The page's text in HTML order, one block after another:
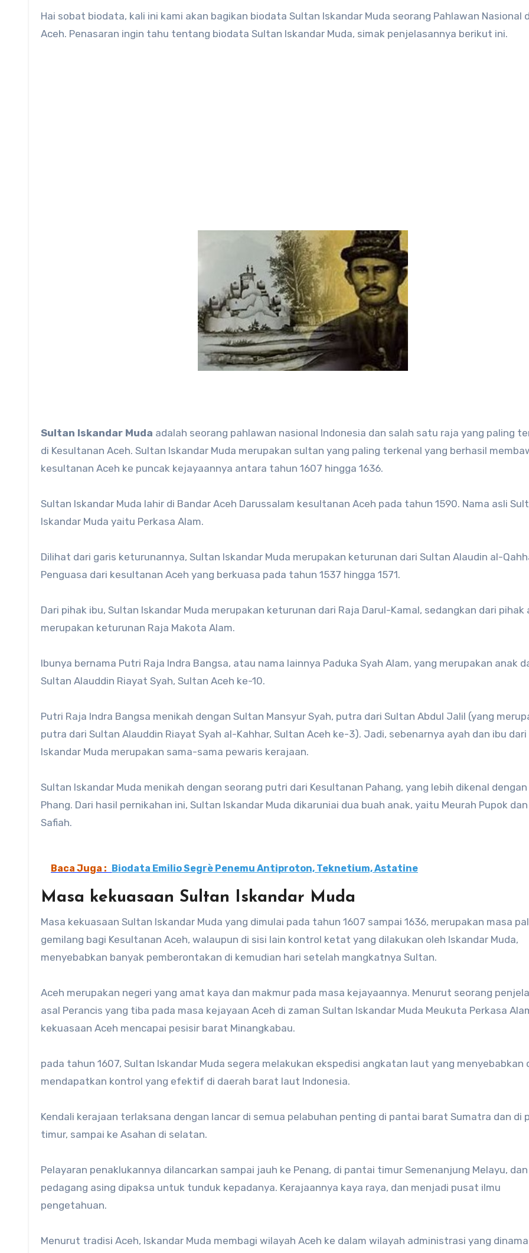
Hai sobat biodata, kali ini kami akan bagikan biodata Sultan Iskandar Muda seorang Pahlawan Nasional dari
Aceh. Penasaran ingin tahu tentang biodata Sultan Iskandar Muda, simak penjelasannya berikut ini.
Sultan Iskandar Muda adalah seorang pahlawan nasional Indonesia dan salah satu raja yang paling
di Kesultanan Aceh. Sultan Iskandar Muda merupakan sultan yang paling terkenal yang berhasil
kesultanan Aceh ke puncak kejayaannya antara tahun 1607 hingga 1636.
Sultan Iskandar Muda lahir di Bandar Aceh Darussalam kesultanan Aceh pada tahun 1590. Nama asli
Iskandar Muda yaitu Perkasa Alam.
Dilihat dari garis keturunannya, Sultan Iskandar Muda merupakan keturunan dari Sultan Alaudin al-
Penguasa dari kesultanan Aceh yang berkuasa pada tahun 1537 hingga 1571.
Dari pihak ibu, Sultan Iskandar Muda merupakan keturunan dari Raja Darul-Kamal, sedangkan dari pihak
merupakan keturunan Raja Makota Alam.
Ibunya bernama Putri Raja Indra Bangsa, atau nama lainnya Paduka Syah Alam, yang merupakan anak
Sultan Alauddin Riayat Syah, Sultan Aceh ke-10.
Putri Raja Indra Bangsa menikah dengan Sultan Mansyur Syah, putra dari Sultan Abdul Jalil (yang
putra dari Sultan Alauddin Riayat Syah al-Kahhar, Sultan Aceh ke-3). Jadi, sebenarnya ayah dan ibu
Iskandar Muda merupakan sama-sama pewaris kerajaan.
Sultan Iskandar Muda menikah dengan seorang putri dari Kesultanan Pahang, yang lebih dikenal
Phang. Dari hasil pernikahan ini, Sultan Iskandar Muda dikaruniai dua buah anak, yaitu Meurah Pupok
Safiah.
Baca Juga : Biodata Emilio Segrè Penemu Antiproton, Teknetium, Astatine
Masa kekuasaan Sultan Iskandar Muda
Masa kekuasaan Sultan Iskandar Muda yang dimulai pada tahun 1607 sampai 1636, merupakan masa
gemilang bagi Kesultanan Aceh, walaupun di sisi lain kontrol ketat yang dilakukan oleh Iskandar Muda,
menyebabkan banyak pemberontakan di kemudian hari setelah mangkatnya Sultan.
Aceh merupakan negeri yang amat kaya dan makmur pada masa kejayaannya. Menurut seorang
asal Perancis yang tiba pada masa kejayaan Aceh di zaman Sultan Iskandar Muda Meukuta Perkasa
kekuasaan Aceh mencapai pesisir barat Minangkabau.
pada tahun 1607, Sultan Iskandar Muda segera melakukan ekspedisi angkatan laut yang menyebabkan
mendapatkan kontrol yang efektif di daerah barat laut Indonesia.
Kendali kerajaan terlaksana dengan lancar di semua pelabuhan penting di pantai barat Sumatra dan di
timur, sampai ke Asahan di selatan.
Pelayaran penaklukannya dilancarkan sampai jauh ke Penang, di pantai timur Semenanjung Melayu, dan
pedagang asing dipaksa untuk tunduk kepadanya. Kerajaannya kaya raya, dan menjadi pusat ilmu
pengetahuan.
Menurut tradisi Aceh, Iskandar Muda membagi wilayah Aceh ke dalam wilayah administrasi yang